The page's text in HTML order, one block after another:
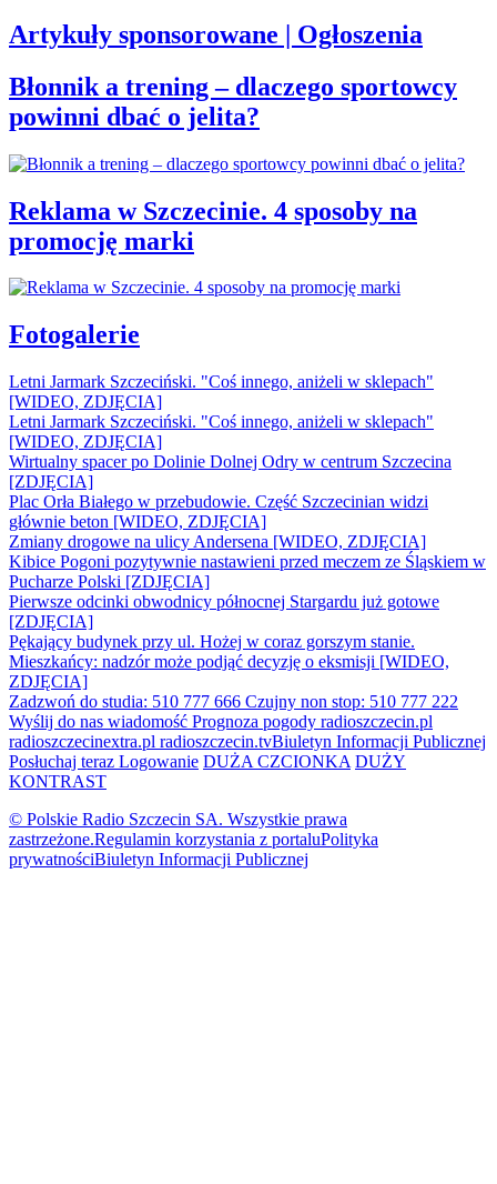
Artykuły sponsorowane | Ogłoszenia
Błonnik a trening – dlaczego sportowcy
powinni dbać o jelita?
Reklama w Szczecinie. 4 sposoby na
promocję marki
Fotogalerie
Letni Jarmark Szczeciński. "Coś innego, aniżeli w sklepach"
[WIDEO, ZDJĘCIA]
Letni Jarmark Szczeciński. "Coś innego, aniżeli w sklepach"
[WIDEO, ZDJĘCIA]
Wirtualny spacer po Dolinie Dolnej Odry w centrum Szczecina
[ZDJĘCIA]
Plac Orła Białego w przebudowie. Część Szczecinian widzi
głównie beton [WIDEO, ZDJĘCIA]
Zmiany drogowe na ulicy Andersena [WIDEO, ZDJĘCIA]
Kibice Pogoni pozytywnie nastawieni przed meczem ze Śląskiem w
Pucharze Polski [ZDJĘCIA]
Pierwsze odcinki obwodnicy północnej Stargardu już gotowe
[ZDJĘCIA]
Pękający budynek przy ul. Hożej w coraz gorszym stanie.
Mieszkańcy: nadzór może podjąć decyzję o eksmisji [WIDEO,
ZDJĘCIA]
Zadzwoń do studia: 510 777 666 Czujny non stop: 510 777 222
Wyślij do nas wiadomość Prognoza pogody radioszczecin.pl
radioszczecinextra.pl radioszczecin.tvBiuletyn Informacji Publicznej
Posłuchaj teraz Logowanie DUŻA CZCIONKA DUŻY
KONTRAST
© Polskie Radio Szczecin SA. Wszystkie prawa
zastrzeżone.Regulamin korzystania z portaluPolityka
prywatnościBiuletyn Informacji Publicznej